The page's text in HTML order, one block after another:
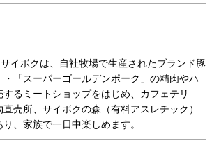
イボクは、自社牧場で生産されたブランド豚
・「スーパーゴールデンポーク」の精肉やハ
るミートショップをはじめ、カフェテリ
売所、サイボクの森（有料アスレチック）
、家族で一日中楽しめます。